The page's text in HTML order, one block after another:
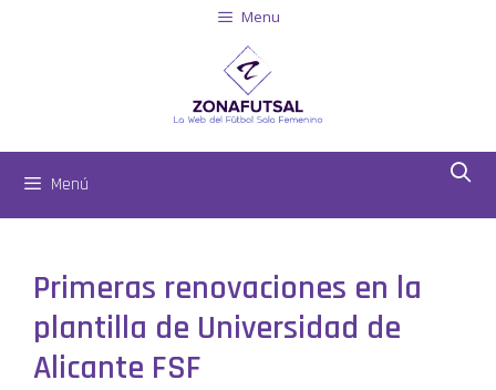
Menu
Menú
Primeras renovaciones en la
plantilla de Universidad de
Alicante FSF